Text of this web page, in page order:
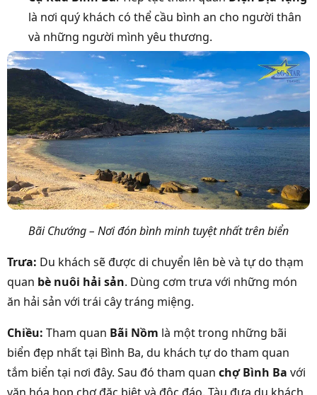
là nơi quý khách có thể cầu bình an cho người thân
và những người mình yêu thương.
Bãi Chướng – Nơi đón bình minh tuyệt nhất trên biển
Trưa: Du khách sẽ được di chuyển lên bè và tự do thạm
quan bè nuôi hải sản. Dùng cơm trưa với những món
ăn hải sản với trái cây tráng miệng.
Chiều: Tham quan Bãi Nồm là một trong những bãi
biển đẹp nhất tại Bình Ba, du khách tự do tham quan
tắm biển tại nơi đây. Sau đó tham quan chợ Bình Ba với